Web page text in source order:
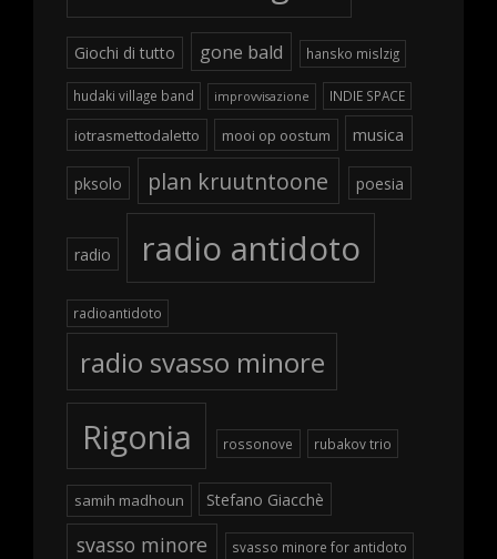
Giochi di tutto gone bald hansko mislzig
hudaki village band improvvisazione INDIE SPACE
iotrasmettodaletto mooi op oostum musica
pksolo plan kruutntoone poesia
radio radio antidoto
radioantidoto
radio svasso minore
Rigonia rossonove rubakov trio
samih madhoun Stefano Giacchè
svasso minore svasso minore for antidoto